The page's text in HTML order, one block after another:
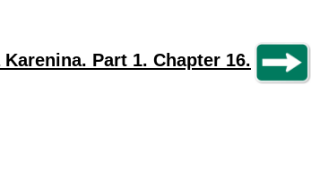
Karenina. Part 1. Chapter 16.